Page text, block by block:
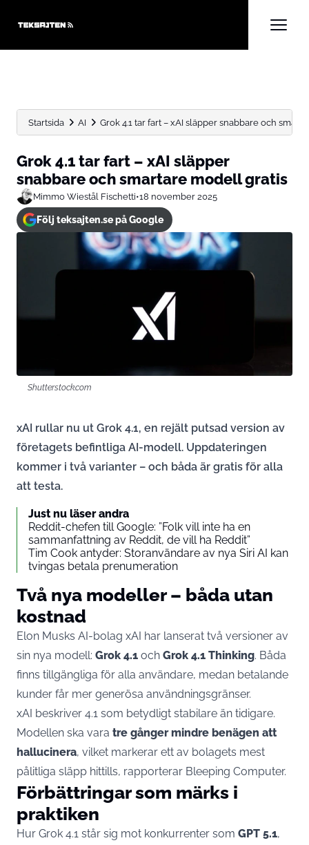
Startsida AI Grok 4.1 tar fart – xAI släpper snabbare och
Grok 4.1 tar fart – xAI släpper
snabbare och smartare modell gratis
Mimmo Wiestål Fischetti•18 november 2025
Följ teksajten.se på Google
Shutterstock.com
xAI rullar nu ut Grok 4.1, en rejält putsad version av
företagets befintliga AI-modell. Uppdateringen
kommer i två varianter – och båda är gratis för alla
att testa.
Just nu läser andra
Reddit-chefen till Google: ”Folk vill inte ha en
sammanfattning av Reddit, de vill ha Reddit”
Tim Cook antyder: Storanvändare av nya Siri AI kan
tvingas betala prenumeration
Två nya modeller – båda utan
kostnad
Elon Musks AI-bolag xAI har lanserat två versioner av
sin nya modell: Grok 4.1 och Grok 4.1 Thinking. Båda
finns tillgängliga för alla användare, medan betalande
kunder får mer generösa användningsgränser.
xAI beskriver 4.1 som betydligt stabilare än tidigare.
Modellen ska vara tre gånger mindre benägen att
hallucinera, vilket markerar ett av bolagets mest
pålitliga släpp hittills, rapporterar Bleeping Computer.
Förbättringar som märks i
praktiken
Hur Grok 4.1 står sig mot konkurrenter som GPT 5.1,